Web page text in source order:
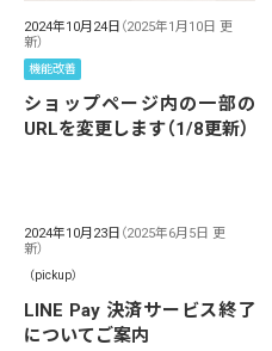
2024年10月24日 （2025年1月10日 更
新）
機能改善
ショップページ内の一部の
URLを変更します（1/8更新）
2024年10月23日 （2025年6月5日 更
新）
（pickup）
LINE Pay 決済サービス終了
についてご案内